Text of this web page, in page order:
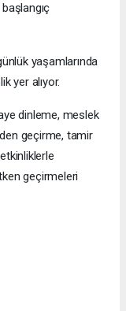
yaşamlarında
yer alıyor.
dinleme, meslek
geçirme, tamir
geçirmeleri